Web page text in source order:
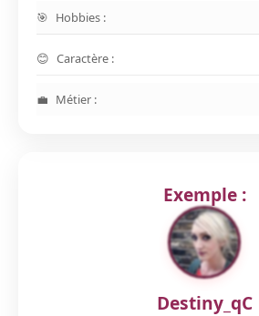
Hobbies :
Caractère :
Métier :
Exemple :
Destiny_qC